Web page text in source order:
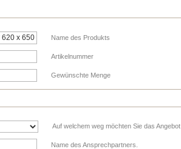
Name des Produkts
Artikelnummer
Gewünschte Menge
Auf welchem weg möchten Sie das
Name des Ansprechpartners.